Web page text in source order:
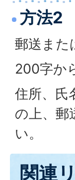
方法2
郵送また
200字か
住所、氏
の上、郵
い。
関連